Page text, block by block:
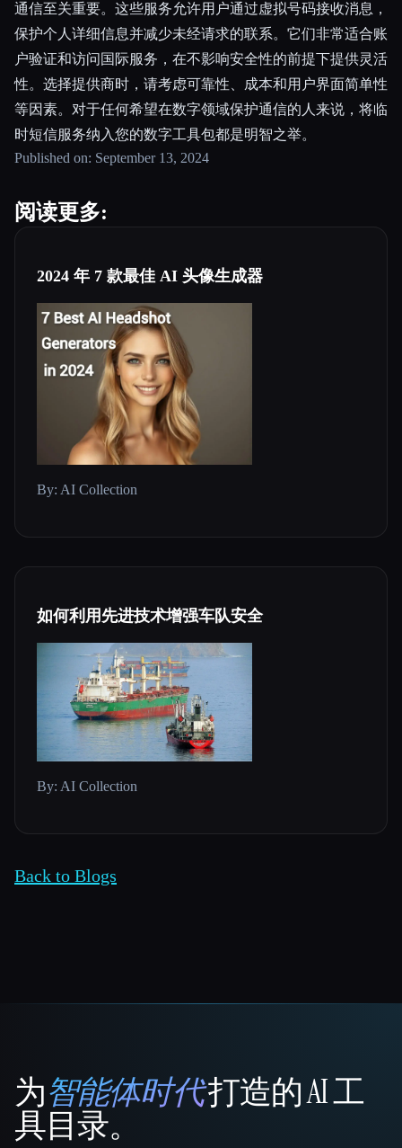
通信至关重要。这些服务允许用户通过虚拟号码接收消息，
保护个人详细信息并减少未经请求的联系。它们非常适合账
户验证和访问国际服务，在不影响安全性的前提下提供灵活
性。选择提供商时，请考虑可靠性、成本和用户界面简单性
等因素。对于任何希望在数字领域保护通信的人来说，将临
时短信服务纳入您的数字工具包都是明智之举。
Published on: September 13, 2024
阅读更多:
2024 年 7 款最佳 AI 头像生成器
By: AI Collection
如何利用先进技术增强车队安全
By: AI Collection
Back to Blogs
That AI Collection
为智能体时代打造的 AI 工
具目录。